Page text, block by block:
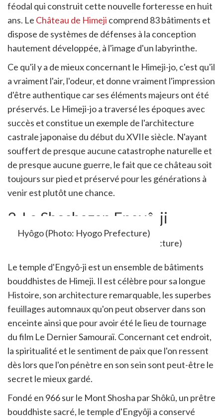
féodal qui construit cette nouvelle forteresse en huit
ans. Le Château de Himeji comprend 83 bâtiments et
dispose de systèmes de défenses à la conception
hautement développée, à l'image d'un labyrinthe.
Ce qu'il y a de mieux concernant le Himeji-jo, c'est qu'il
a vraiment l'air, l'odeur, et donne vraiment l'impression
d'être authentique car ses éléments majeurs ont été
préservés. Le Himeji-jo a traversé les époques avec
succès et constitue un exemple de l'architecture
castrale japonaise du début du XVIIe siècle. N'ayant
souffert de presque aucune catastrophe naturelle et
de presque aucune guerre, le fait que ce château soit
toujours sur pied et préservé pour les générations à
venir est plutôt une chance.
2. Le Shoshazan Engyô-ji
Hyôgo (Photo: Hyogo Prefecture)
Le temple d'Engyô-ji est un ensemble de bâtiments
bouddhistes de Himeji. Il est célèbre pour sa longue
Histoire, son architecture remarquable, les superbes
feuillages automnaux qu'on peut observer dans son
enceinte ainsi que pour avoir été le lieu de tournage
du film Le Dernier Samouraï. Concernant cet endroit,
la spiritualité et le sentiment de paix que l'on ressent
dès lors que l'on pénètre en son sein sont peut-être le
secret le mieux gardé.
Fondé en 966 sur le Mont Shosha par Shôkû, un prêtre
bouddhiste sacré, le temple d'Engyôji a conservé